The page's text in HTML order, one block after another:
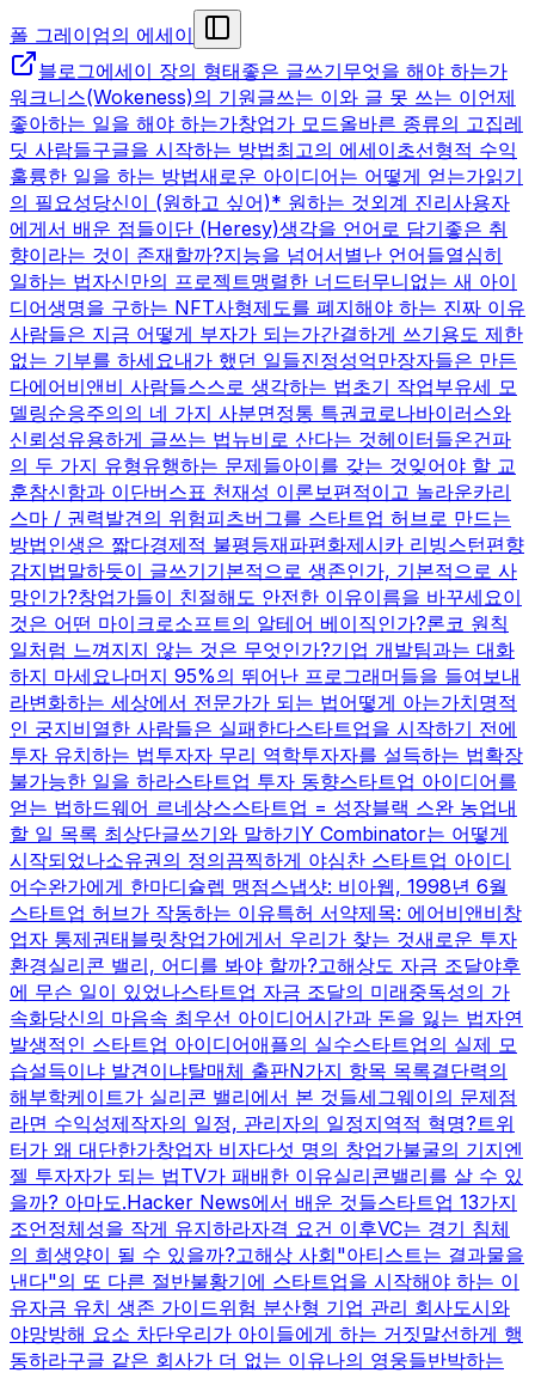
폴 그레이엄의 에세이
블로그에세이 장의 형태좋은 글쓰기무엇을 해야 하는가
워크니스(Wokeness)의 기원글쓰는 이와 글 못 쓰는 이언제
좋아하는 일을 해야 하는가창업가 모드올바른 종류의 고집레
딧 사람들구글을 시작하는 방법최고의 에세이초선형적 수익
훌륭한 일을 하는 방법새로운 아이디어는 어떻게 얻는가읽기
의 필요성당신이 (원하고 싶어)* 원하는 것외계 진리사용자
에게서 배운 점들이단 (Heresy)생각을 언어로 담기좋은 취
향이라는 것이 존재할까?지능을 넘어서별난 언어들열심히
일하는 법자신만의 프로젝트맹렬한 너드터무니없는 새 아이
디어생명을 구하는 NFT사형제도를 폐지해야 하는 진짜 이유
사람들은 지금 어떻게 부자가 되는가간결하게 쓰기용도 제한
없는 기부를 하세요내가 했던 일들진정성억만장자들은 만든
다에어비앤비 사람들스스로 생각하는 법초기 작업부유세 모
델링순응주의의 네 가지 사분면정통 특권코로나바이러스와
신뢰성유용하게 글쓰는 법뉴비로 산다는 것헤이터들온건파
의 두 가지 유형유행하는 문제들아이를 갖는 것잊어야 할 교
훈참신함과 이단버스표 천재성 이론보편적이고 놀라운카리
스마 / 권력발견의 위험피츠버그를 스타트업 허브로 만드는
방법인생은 짧다경제적 불평등재파편화제시카 리빙스턴편향
감지법말하듯이 글쓰기기본적으로 생존인가, 기본적으로 사
망인가?창업가들이 친절해도 안전한 이유이름을 바꾸세요이
것은 어떤 마이크로소프트의 알테어 베이직인가?론코 원칙
일처럼 느껴지지 않는 것은 무엇인가?기업 개발팀과는 대화
하지 마세요나머지 95%의 뛰어난 프로그래머들을 들여보내
라변화하는 세상에서 전문가가 되는 법어떻게 아는가치명적
인 궁지비열한 사람들은 실패한다스타트업을 시작하기 전에
투자 유치하는 법투자자 무리 역학투자자를 설득하는 법확장
불가능한 일을 하라스타트업 투자 동향스타트업 아이디어를
얻는 법하드웨어 르네상스스타트업 = 성장블랙 스완 농업내
할 일 목록 최상단글쓰기와 말하기Y Combinator는 어떻게
시작되었나소유권의 정의끔찍하게 야심찬 스타트업 아이디
어수완가에게 한마디슐렙 맹점스냅샷: 비아웹, 1998년 6월
스타트업 허브가 작동하는 이유특허 서약제목: 에어비앤비창
업자 통제권태블릿창업가에게서 우리가 찾는 것새로운 투자
환경실리콘 밸리, 어디를 봐야 할까?고해상도 자금 조달야후
에 무슨 일이 있었나스타트업 자금 조달의 미래중독성의 가
속화당신의 마음속 최우선 아이디어시간과 돈을 잃는 법자연
발생적인 스타트업 아이디어애플의 실수스타트업의 실제 모
습설득이냐 발견이냐탈매체 출판N가지 항목 목록결단력의
해부학케이트가 실리콘 밸리에서 본 것들세그웨이의 문제점
라면 수익성제작자의 일정, 관리자의 일정지역적 혁명?트위
터가 왜 대단한가창업자 비자다섯 명의 창업가불굴의 기지엔
젤 투자자가 되는 법TV가 패배한 이유실리콘밸리를 살 수 있
을까? 아마도.Hacker News에서 배운 것들스타트업 13가지
조언정체성을 작게 유지하라자격 요건 이후VC는 경기 침체
의 희생양이 될 수 있을까?고해상 사회"아티스트는 결과물을
낸다"의 또 다른 절반불황기에 스타트업을 시작해야 하는 이
유자금 유치 생존 가이드위험 분산형 기업 관리 회사도시와
야망방해 요소 차단우리가 아이들에게 하는 거짓말선하게 행
동하라구글 같은 회사가 더 없는 이유나의 영웅들반박하는